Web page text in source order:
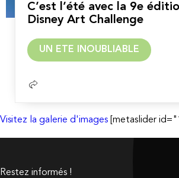
C’est l’été avec la 9e
Disney Art Challenge
UN ETE INOUBLIABLE
Visitez la galerie d'images [metaslider
Restez informés !